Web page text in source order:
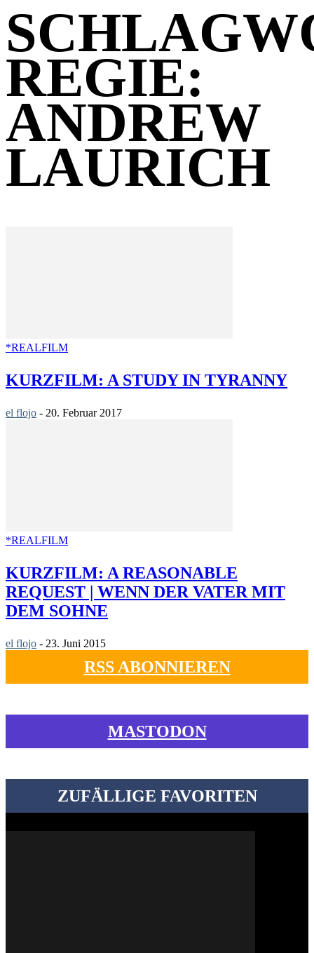
REGIE:
ANDREW
LAURICH
*REALFILM
KURZFILM: A STUDY IN TYRANNY
el flojo - 20. Februar 2017
*REALFILM
KURZFILM: A REASONABLE
REQUEST | WENN DER VATER MIT
DEM SOHNE
el flojo - 23. Juni 2015
RSS ABONNIEREN
MASTODON
ZUFÄLLIGE FAVORITEN